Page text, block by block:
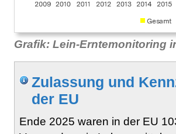
Grafik: Lein-Erntemonitoring
Zulassung und
der EU
Ende 2025 waren in der EU